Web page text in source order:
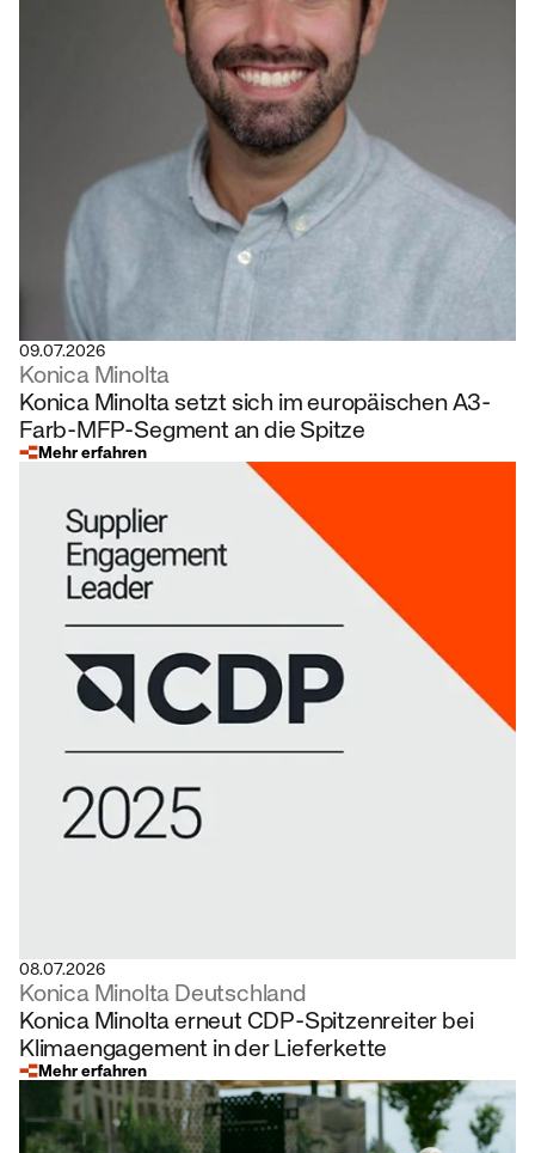
09.07.2026
Konica Minolta
Konica Minolta setzt sich im europäischen A3-
Farb-MFP-Segment an die Spitze
Mehr erfahren
08.07.2026
Konica Minolta Deutschland
Konica Minolta erneut CDP-Spitzenreiter bei
Klimaengagement in der Lieferkette
Mehr erfahren